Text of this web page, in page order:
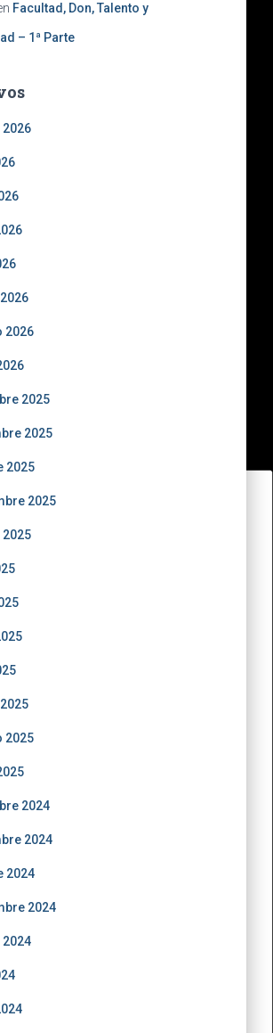
Facultad, Don, Talento y
– 1ª Parte
2026
2025
2025
2025
2025
2025
2024
2024
2024
2024